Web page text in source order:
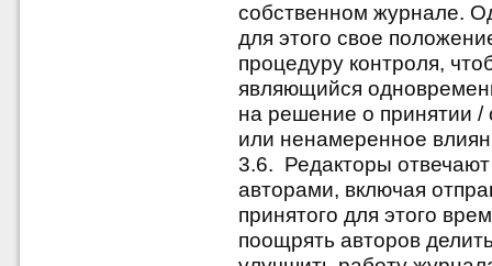
собственном журнале.
для этого свое
процедуру контроля,
являющийся
на решение о принятии /
или ненамеренное
3.6. Редакторы
авторами, включая
принятого для этого
поощрять авторов